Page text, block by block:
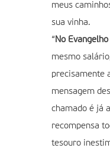
meus
sua vinha.
“ No
mesmo
precisamente
mensagem
chamado é já
recompensa
tesouro